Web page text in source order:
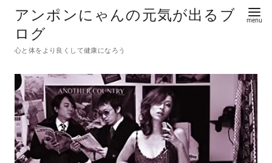
アンポンにゃんの元気が出るブ
ログ
心と体をより良くして健康になろう